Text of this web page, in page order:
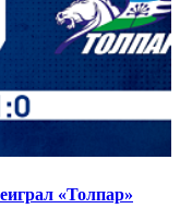
«Толпар»